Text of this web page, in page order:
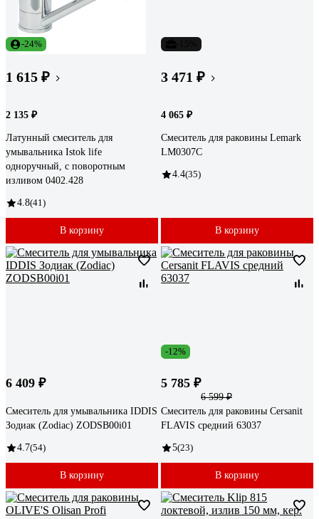
-24%
1 615 ₽
2 135 ₽
Латунный смеситель для
умывальника Istok life
одноручный, с поворотным
изливом 0402.428
4.8(41)
В корзину
3 471 ₽
4 065 ₽
Смеситель для раковины Lemark
LM0307C
4.4(35)
В корзину
6 409 ₽
Смеситель для умывальника IDDIS
Зодиак (Zodiac) ZODSB00i01
4.7(54)
В корзину
-12%
5 785 ₽
6 599 ₽
Смеситель для раковины Cersanit
FLAVIS средний 63037
5(23)
В корзину